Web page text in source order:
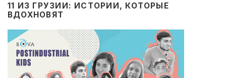
11 ИЗ ГРУЗИИ: ИСТОРИИ, КОТОРЫЕ
ВДОХНОВЯТ